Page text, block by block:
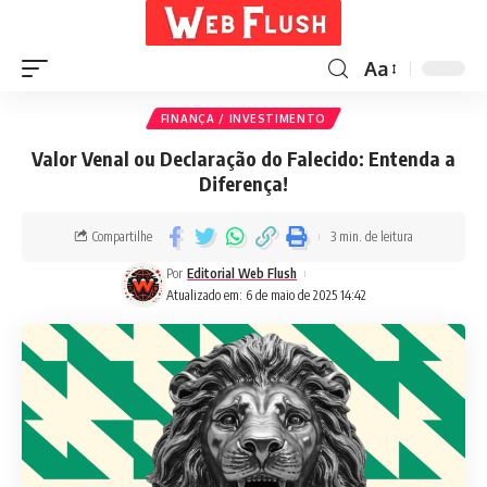
Aa
FINANÇA / INVESTIMENTO
Valor Venal ou Declaração do Falecido: Entenda a
Diferença!
Atualizado em: 6 de maio de 2025 14:42
Por Editorial Web Flush
Compartilhe 3 min. de leitura